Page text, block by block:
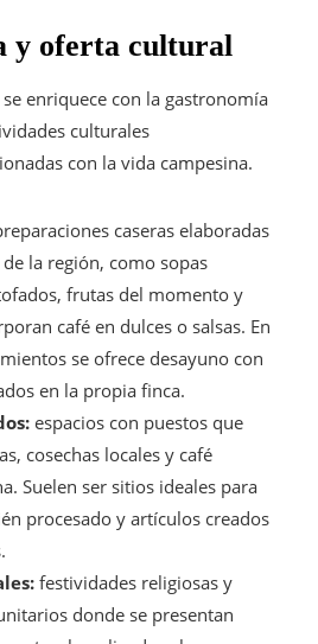
y oferta cultural
enriquece con la gastronomía
culturales
con la vida campesina.
caseras elaboradas
la región, como sopas
frutas del momento y
café en dulces o salsas. En
se ofrece desayuno con
en la propia finca.
espacios con puestos que
cosechas locales y café
Suelen ser sitios ideales para
procesado y artículos creados
festividades religiosas y
donde se presentan